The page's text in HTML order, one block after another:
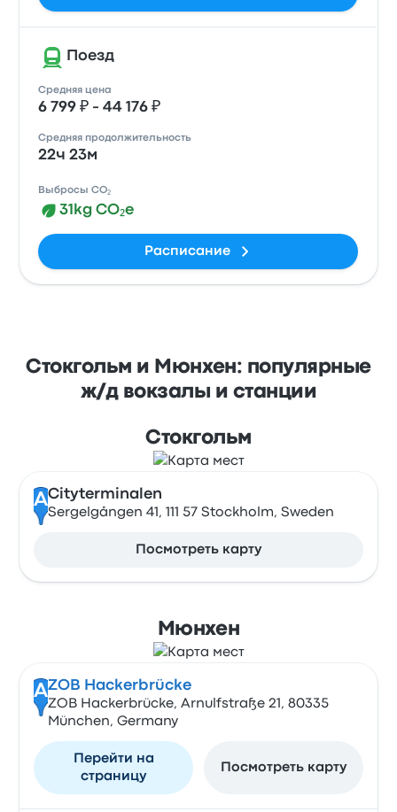
Поезд
Средняя цена
6 799 ₽ - 44 176 ₽
Средняя продолжительность
22ч 23м
Выбросы CO₂
31kg CO₂e
Расписание
Стокгольм и Мюнхен: популярные
ж/д вокзалы и станции
Стокгольм
ACityterminalen
Sergelgången 41, 111 57 Stockholm, Sweden
Посмотреть карту
Мюнхен
AZOB Hackerbrücke
ZOB Hackerbrücke, Arnulfstraße 21, 80335
München, Germany
Перейти на
страницу
Посмотреть карту